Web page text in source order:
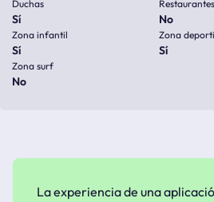
Duchas
Sí
Restaurantes
No
Zona infantil
Sí
Zona
Sí
Zona surf
No
La experiencia de una